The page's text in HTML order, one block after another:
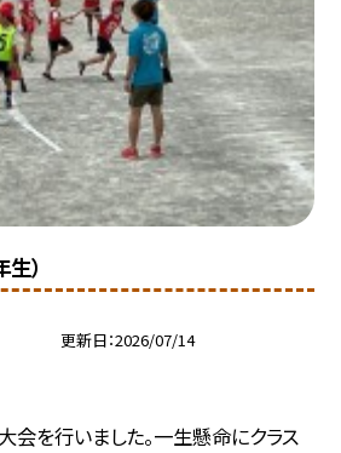
）
更新日 2026/07/14
会を行いました。一生懸命にクラス